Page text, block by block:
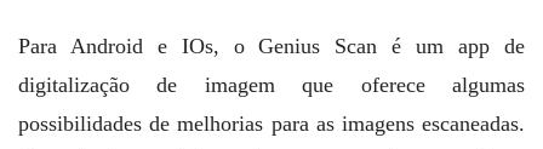
Para Android e IOs, o Genius Scan é um app de
digitalização de imagem que oferece algumas
possibilidades de melhorias para as imagens escaneadas.